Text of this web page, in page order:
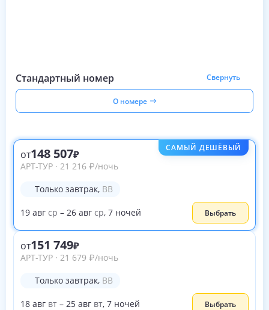
Стандартный номер Свернуть
О номере
САМЫЙ ДЕШЁВЫЙ
от148 507
АРТ-ТУР · 21 216 ₽/ночь
Только завтрак, BB
19 авг ср – 26 авг ср, 7 ночей Выбрать
от151 749
АРТ-ТУР · 21 679 ₽/ночь
Только завтрак, BB
18 авг вт – 25 авг вт, 7 ночей Выбрать